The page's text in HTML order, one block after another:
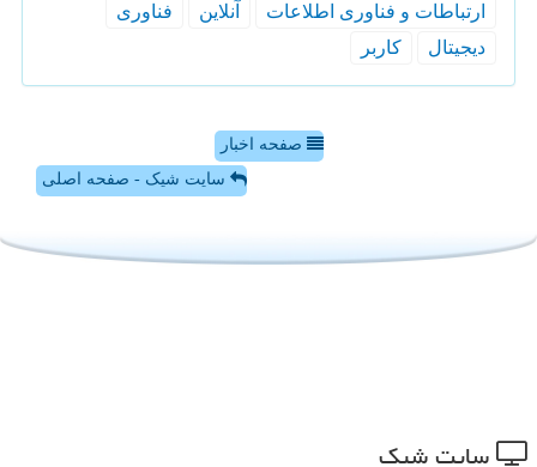
ارتباطات و فناوری اطلاعات
آنلاین
فناوری
دیجیتال
كاربر
صفحه اخبار
سایت شیک - صفحه اصلی
سایت شیك